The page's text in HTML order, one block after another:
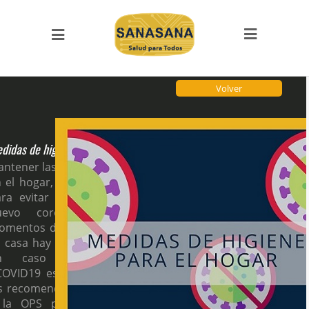
PÁGINAS DE INTERÉS
Quiénes Somos
Contactos
SITIOS DE LA FAMILIA
Videoclases y videotutoriales
Vitae Academia Biomédica Digital
Proyecto ECHO-UCV
SanaSana, Salud para todos
Artículos
Serpientes de Venezuela
Volver
de higiene para el hogar
las medidas de higiene
el hogar, son fundamentales
evitar la propagación del
coronavirus en los
de cuarentena. Si en
casa hay un caso probable o
caso confirmado de
es importante seguir
recomendaciones de la OMS
OPS para evitar nuevos